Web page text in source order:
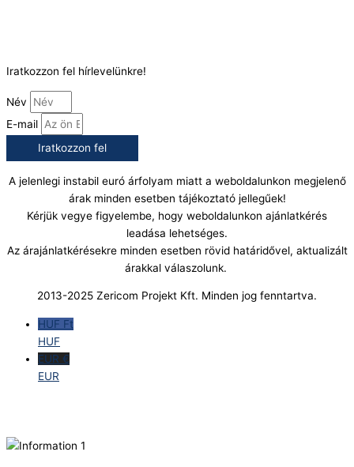
Iratkozzon fel hírlevelünkre!
Név
E-mail
Iratkozzon fel
A jelenlegi instabil euró árfolyam miatt a weboldalunkon megjelenő
árak minden esetben tájékoztató jellegűek!
Kérjük vegye figyelembe, hogy weboldalunkon ajánlatkérés
leadása lehetséges.
Az árajánlatkérésekre minden esetben rövid határidővel, aktualizált
árakkal válaszolunk.
2013-2025 Zericom Projekt Kft. Minden jog fenntartva.
HUF Ft
HUF
EUR €
EUR